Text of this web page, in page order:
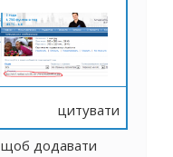
цитувати
щоб додавати